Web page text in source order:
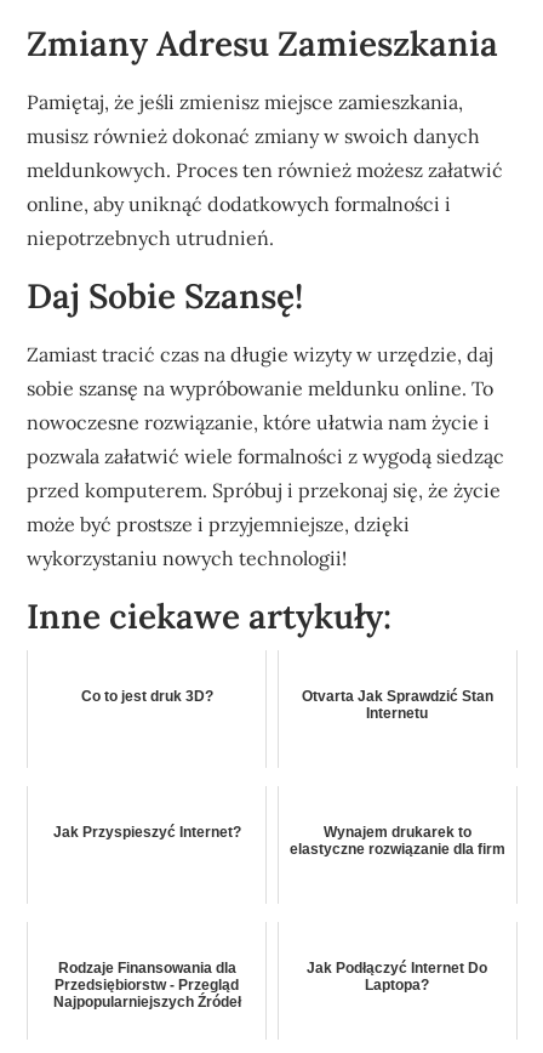
Zmiany Adresu Zamieszkania
Pamiętaj, że jeśli zmienisz miejsce zamieszkania,
musisz również dokonać zmiany w swoich danych
meldunkowych. Proces ten również możesz załatwić
online, aby uniknąć dodatkowych formalności i
niepotrzebnych utrudnień.
Daj Sobie Szansę!
Zamiast tracić czas na długie wizyty w urzędzie, daj
sobie szansę na wypróbowanie meldunku online. To
nowoczesne rozwiązanie, które ułatwia nam życie i
pozwala załatwić wiele formalności z wygodą siedząc
przed komputerem. Spróbuj i przekonaj się, że życie
może być prostsze i przyjemniejsze, dzięki
wykorzystaniu nowych technologii!
Inne ciekawe artykuły:
Co to jest druk 3D?
Otvarta Jak Sprawdzić Stan
Internetu
Jak Przyspieszyć Internet?
Wynajem drukarek to
elastyczne rozwiązanie dla firm
Rodzaje Finansowania dla
Przedsiębiorstw - Przegląd
Najpopularniejszych Źródeł
Jak Podłączyć Internet Do
Laptopa?